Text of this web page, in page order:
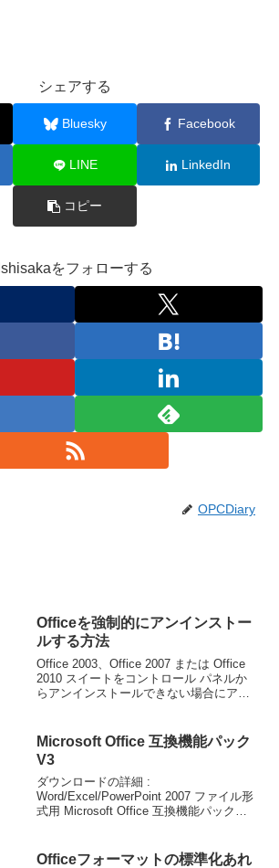
シェアする
Bluesky Facebook
LINE LinkedIn
コピー
Ishisakaをフォローする
OPCDiary
Officeを強制的にアンインストー
ルする方法
Office 2003、Office 2007 または Office
2010 スイートをコントロール パネルか
らアンインストールできない場合にアン
するというK...
Microsoft Office 互換機能パック
V3
ダウンロードの詳細 :
Word/Excel/PowerPoint 2007 ファイル形
式用 Microsoft Office 互換機能パック忘
ンアップ内容はよくわか...
Officeフォーマットの標準化あれ